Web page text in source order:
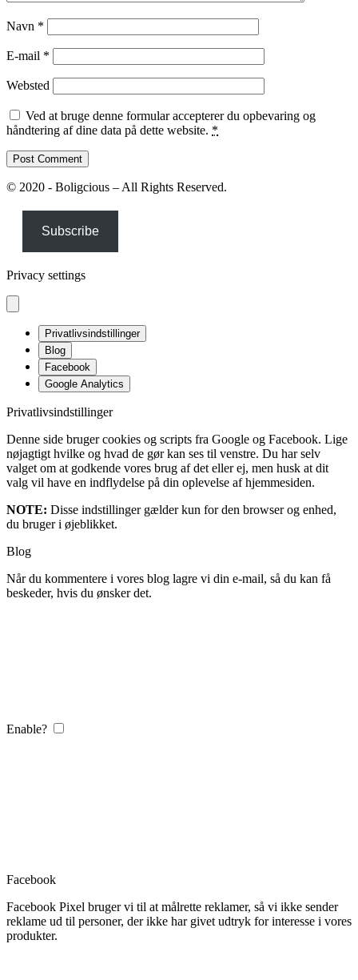
Navn *
E-mail *
Websted
Ved at bruge denne formular accepterer du opbevaring og
håndtering af dine data på dette website. *
© 2020 - Boligcious – All Rights Reserved.
Subscribe
Privacy settings
Privatlivsindstillinger
Blog
Facebook
Google Analytics
Privatlivsindstillinger
Denne side bruger cookies og scripts fra Google og Facebook. Lige
nøjagtigt hvilke og hvad de gør kan ses til venstre. Du har selv
valget om at godkende vores brug af det eller ej, men husk at dit
valg vil have en indflydelse på din oplevelse af hjemmesiden.
NOTE: Disse indstillinger gælder kun for den browser og enhed,
du bruger i øjeblikket.
Blog
Når du kommentere i vores blog lagre vi din e-mail, så du kan få
beskeder, hvis du ønsker det.
Enable?
Facebook
Facebook Pixel bruger vi til at målrette reklamer, så vi ikke sender
reklame ud til personer, der ikke har givet udtryk for interesse i vores
produkter.